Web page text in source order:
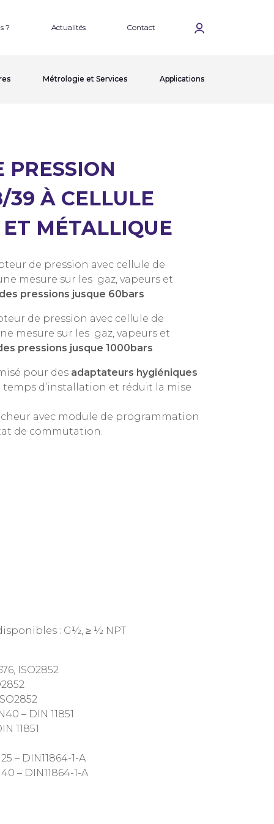
? Actualités Contact
Métrologie et Services Applications
PRESSION
39 À CELLULE
MÉTALLIQUE
de pression avec cellule de
mesure sur les gaz, vapeurs et
pressions jusque 60bars
de pression avec cellule de
mesure sur les gaz, vapeurs et
pressions jusque 1000bars
pour des adaptateurs hygiéniques
d’installation et réduit la mise
avec module de programmation
de commutation.
: G½, ≥ ½ NPT
ISO2852
– DIN 11851
11851
– DIN11864-1-A
– DIN11864-1-A